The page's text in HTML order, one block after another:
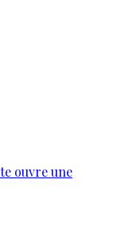
ouvre une